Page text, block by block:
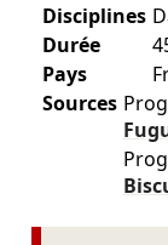
Disciplines
Durée
Pays
Sources